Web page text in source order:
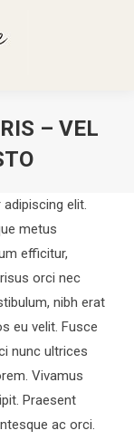
– VEL
elit.
metus
efficitur,
orci nec
nibh erat
eu velit. Fusce
nunc ultrices
Vivamus
Praesent
ac orci.